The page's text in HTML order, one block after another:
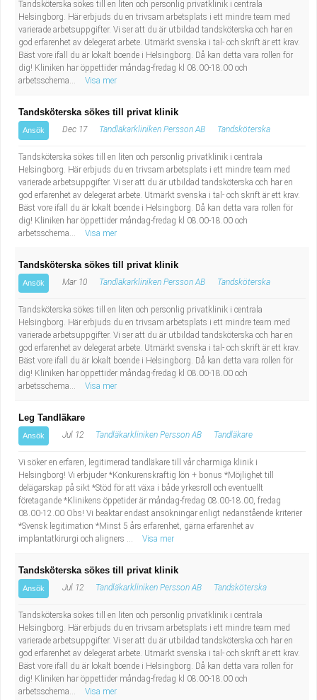
Industriell tillverkning
Installation, drift, underhåll
Kropps- och skönhetsvård
Kultur, media, design
Militärt arbete
Naturbruk
Naturvetenskapligt arbete
Sanering och renhållning
Socialt arbete
Säkerhetsarbete
Transport
Behandlingsassistent/Socialpedagog
Tandsköterska
Budbilsförare
Tidningsbud/Tidningsdistributör
Lärare i fritidshem/Fritidspedagog
Taxiförare/Taxichaufför
Läkarsekreterare/Vårdadmin/Medicinsk
Lastbilsförare m.fl.
Fastighetsskötare
Informatör/Kommunikatör
Brevbärare
Sjuksköterska, grundutbildad
Kock, storhushåll
Undersköterska, vård- o specialavd. o mottagning
Bibliotekarie
Administrativ assistent
Lärare i gymnasiet
Tandsköterska sökes till en liten och personlig privatklinik i centrala
Helsingborg. Här erbjuds du en trivsam arbetsplats i ett mindre team med
varierade arbetsuppgifter. Vi ser att du är utbildad tandsköterska och har en
god erfarenhet av delegerat arbete. Utmärkt svenska i tal- och skrift är ett krav.
Bäst vore ifall du är lokalt boende i Helsingborg. Då kan detta vara rollen för
dig! Kliniken har öppettider måndag-fredag kl 08.00-18.00 och
arbetsschema...
Visa mer
Tandsköterska sökes till privat klinik
Ansök Dec 17 Tandläkarkliniken Persson AB Tandsköterska
Tandsköterska sökes till en liten och personlig privatklinik i centrala
Helsingborg. Här erbjuds du en trivsam arbetsplats i ett mindre team med
varierade arbetsuppgifter. Vi ser att du är utbildad tandsköterska och har en
god erfarenhet av delegerat arbete. Utmärkt svenska i tal- och skrift är ett krav.
Bäst vore ifall du är lokalt boende i Helsingborg. Då kan detta vara rollen för
dig! Kliniken har öppettider måndag-fredag kl 08.00-18.00 och
arbetsschema...
Visa mer
Tandsköterska sökes till privat klinik
Ansök Mar 10 Tandläkarkliniken Persson AB Tandsköterska
Tandsköterska sökes till en liten och personlig privatklinik i centrala
Helsingborg. Här erbjuds du en trivsam arbetsplats i ett mindre team med
varierade arbetsuppgifter. Vi ser att du är utbildad tandsköterska och har en
god erfarenhet av delegerat arbete. Utmärkt svenska i tal- och skrift är ett krav.
Bäst vore ifall du är lokalt boende i Helsingborg. Då kan detta vara rollen för
dig! Kliniken har öppettider måndag-fredag kl 08.00-18.00 och
arbetsschema...
Visa mer
Leg Tandläkare
Ansök Jul 12 Tandläkarkliniken Persson AB Tandläkare
Vi söker en erfaren, legitimerad tandläkare till vår charmiga klinik i
Helsingborg! Vi erbjuder *Konkurenskraftig lön + bonus *Möjlighet till
delägarskap på sikt *Stöd för att växa i både yrkesroll och eventuellt
företagande *Klinikens öppetider är måndag-fredag 08.00-18.00, fredag
08.00-12.00 Obs! Vi beaktar endast ansökningar enligt nedanstående kriterier
*Svensk legitimation *Minst 5 års erfarenhet, gärna erfarenhet av
implantatkirurgi och aligners ...
Visa mer
Tandsköterska sökes till privat klinik
Ansök Jul 12 Tandläkarkliniken Persson AB Tandsköterska
Tandsköterska sökes till en liten och personlig privatklinik i centrala
Helsingborg. Här erbjuds du en trivsam arbetsplats i ett mindre team med
varierade arbetsuppgifter. Vi ser att du är utbildad tandsköterska och har en
god erfarenhet av delegerat arbete. Utmärkt svenska i tal- och skrift är ett krav.
Bäst vore ifall du är lokalt boende i Helsingborg. Då kan detta vara rollen för
dig! Kliniken har öppettider måndag-fredag kl 08.00-18.00 och
arbetsschema...
Visa mer